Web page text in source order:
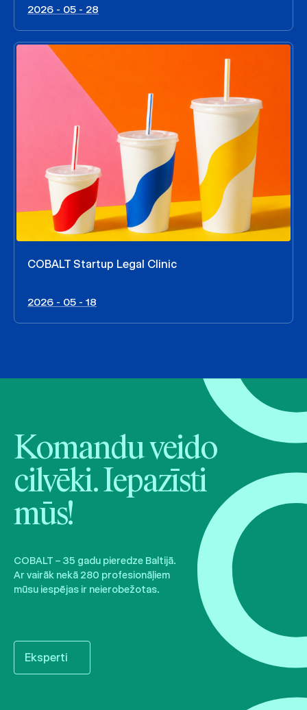
2026 - 05 - 28
COBALT Startup Legal Clinic
2026 - 05 - 18
Komandu veido
cilvēki. Iepazīsti
mūs!
COBALT – 35 gadu pieredze Baltijā.
Ar vairāk nekā 280 profesionāļiem
mūsu iespējas ir neierobežotas.
Eksperti